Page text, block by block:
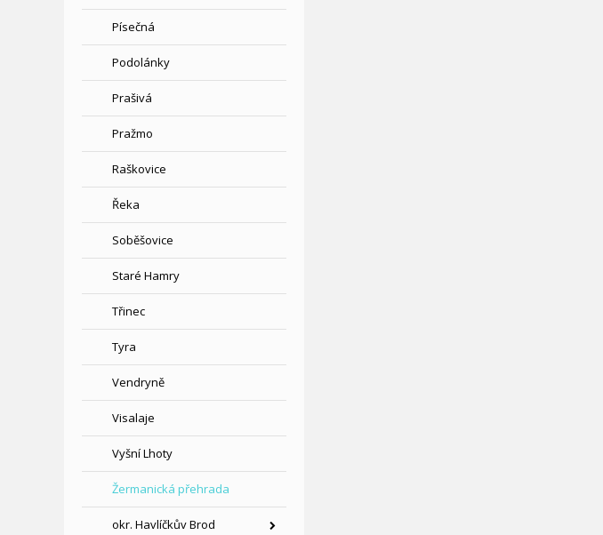
Písečná
Podolánky
Prašivá
Pražmo
Raškovice
Řeka
Soběšovice
Staré Hamry
Třinec
Tyra
Vendryně
Visalaje
Vyšní Lhoty
Žermanická přehrada
okr. Havlíčkův Brod